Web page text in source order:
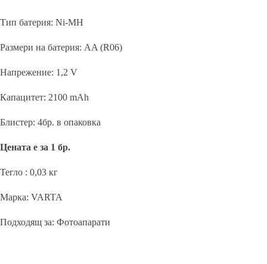
Тип батерия: Ni-MH
Размери на батерия: AA (R06)
Напрежение: 1,2 V
Капацитет: 2100 mAh
Блистер: 4бр. в опаковка
Цената е за 1 бр.
Тегло : 0,03 кг
Марка: VARTA
Подходящ за: Фотоапарати